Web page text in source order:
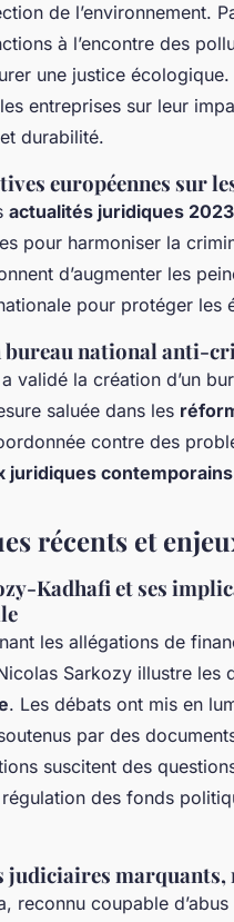
de l’environnement.
à l’encontre des
une justice écologique.
entreprises sur leur
durabilité.
européennes sur
actualités juridiques 2023
pour harmoniser la
d’augmenter les
pour protéger les
national anti-
validé la création d’un
saluée dans les
contre des
juridiques contemporains
récents et
Kadhafi et ses
les allégations de
Sarkozy illustre les
. Les débats ont mis en
par des
suscitent des
des fonds
judiciaires
reconnu coupable